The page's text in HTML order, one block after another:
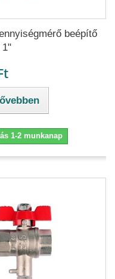
beépítő
1"
1-2 munkanap